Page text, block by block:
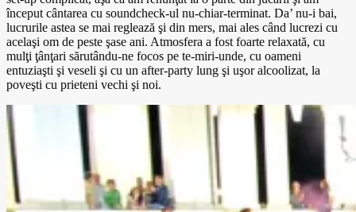
început cântarea cu soundcheck-ul nu-chiar-terminat. Da’ nu-i bai,
lucrurile astea se mai reglează şi din mers, mai ales când lucrezi cu
acelaşi om de peste şase ani. Atmosfera a fost foarte relaxată, cu
mulţi ţânţari sărutându-ne focos pe te-miri-unde, cu oameni
entuziaşti şi veseli şi cu un after-party lung şi uşor alcoolizat, la
poveşti cu prieteni vechi şi noi.